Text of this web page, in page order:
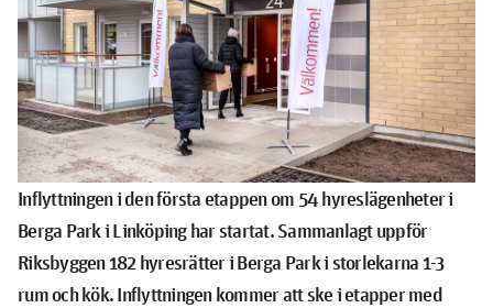
Inflyttningen i den första etappen om 54 hyreslägenheter i
Berga Park i Linköping har startat. Sammanlagt uppför
Riksbyggen 182 hyresrätter i Berga Park i storlekarna 1-3
rum och kök. Inflyttningen kommer att ske i etapper med